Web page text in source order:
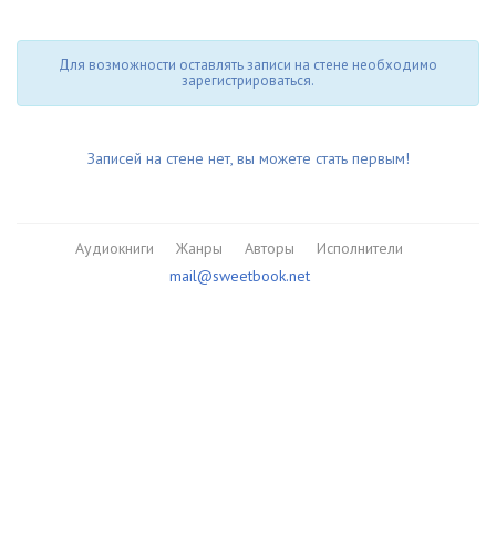
Для возможности оставлять записи на стене необходимо
зарегистрироваться.
Записей на стене нет, вы можете стать первым!
Аудиокниги Жанры Авторы
Исполнители
mail@sweetbook.net